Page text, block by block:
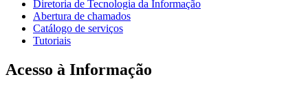
Diretoria de Tecnologia da Informação
Abertura de chamados
Catálogo de serviços
Tutoriais
Acesso à Informação